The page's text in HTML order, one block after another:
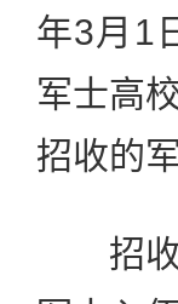
年3月1
军士高
招收的
招收